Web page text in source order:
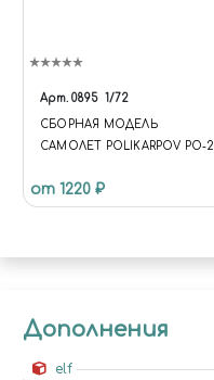
Арт. 0895 1/72
СБОРНАЯ МОДЕЛЬ
САМОЛЕТ POLIKARPOV PO-2,
от 1220 ₽
Дополнения
elf